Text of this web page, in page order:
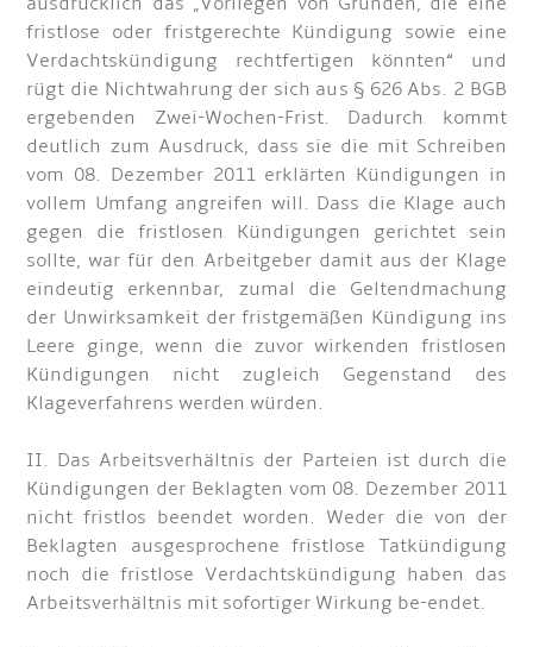
fristlose oder fristgerechte Kündigung sowie eine
Verdachtskündigung rechtfertigen könnten“ und
rügt die Nichtwahrung der sich aus § 626 Abs. 2 BGB
ergebenden Zwei-Wochen-Frist. Dadurch kommt
deutlich zum Ausdruck, dass sie die mit Schreiben
vom 08. Dezember 2011 erklärten Kündigungen in
vollem Umfang angreifen will. Dass die Klage auch
gegen die fristlosen Kündigungen gerichtet sein
sollte, war für den Arbeitgeber damit aus der Klage
eindeutig erkennbar, zumal die Geltendmachung
der Unwirksamkeit der fristgemäßen Kündigung ins
Leere ginge, wenn die zuvor wirkenden fristlosen
Kündigungen nicht zugleich Gegenstand des
Klageverfahrens werden würden.
II. Das Arbeitsverhältnis der Parteien ist durch die
Kündigungen der Beklagten vom 08. Dezember 2011
nicht fristlos beendet worden. Weder die von der
Beklagten ausgesprochene fristlose Tatkündigung
noch die fristlose Verdachtskündigung haben das
Arbeitsverhältnis mit sofortiger Wirkung be-endet.